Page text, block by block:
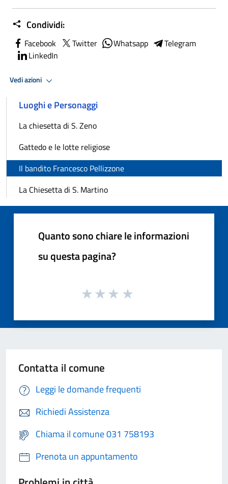
Condividi:
Facebook Twitter Whatsapp
Telegram
LinkedIn
Vedi azioni
Luoghi e Personaggi
La chiesetta di S. Zeno
Gattedo e le lotte religiose
Il bandito Francesco Pellizzone
La Chiesetta di S. Martino
Quanto sono chiare le informazioni
su questa pagina?
Contatta il comune
Leggi le domande frequenti
Richiedi Assistenza
Chiama il comune 031 758193
Prenota un appuntamento